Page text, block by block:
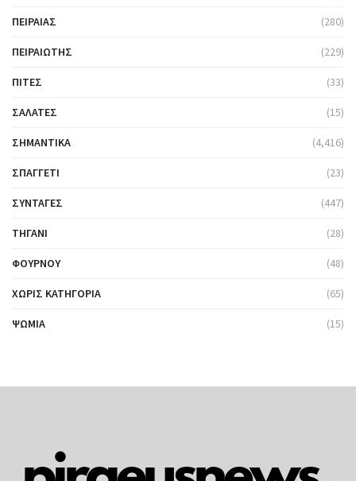
ΠΕΙΡΑΙΆΣ (280)
ΠΕΙΡΑΙΏΤΗΣ (229)
ΠΊΤΕΣ (33)
ΣΑΛΆΤΕΣ (15)
ΣΗΜΑΝΤΙΚΆ (4,416)
ΣΠΑΓΓΈΤΙ (23)
ΣΥΝΤΑΓΈΣ (447)
ΤΗΓΆΝΙ (28)
ΦΟΎΡΝΟΥ (48)
ΧΩΡΊΣ ΚΑΤΗΓΟΡΊΑ (65)
ΨΩΜΙΆ (15)